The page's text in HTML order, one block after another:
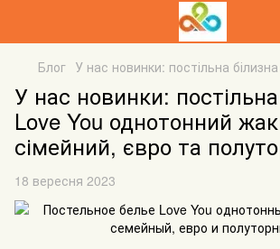
Блог У нас новинки: постільна
У нас новинки:
Love You однотонний
сімейний, євро та
18 вересня 2023